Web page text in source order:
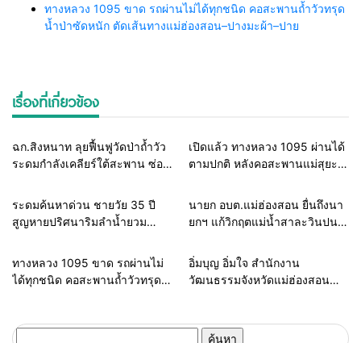
ทางหลวง 1095 ขาด รถผ่านไม่ได้ทุกชนิด คอสะพานถ้ำวัวทรุด
น้ำป่าซัดหนัก ตัดเส้นทางแม่ฮ่องสอน–ปางมะผ้า–ปาย
เรื่องที่เกี่ยวข้อง
Home แวดวงทหาร
ฉก.สิงหนาท ลุยฟื้นฟูวัดป่าถ้ำวัว
ระดมกำลังเคลียร์ใต้สะพาน ซ่อม
วิกฤตน้ำป่าหลาก
Home รอบรั้วทั่วไทย
เปิดแล้ว ทางหลวง 1095 ผ่านได้
ตามปกติ หลังคอสะพานแม่สุยะ
แม่ฮ่องสอน สั่งเฝ้าระวัง 24
ชั่วโมง
Home รอบรั้วทั่วไทย
ระดมค้นหาด่วน ชายวัย 35 ปี
สูญหายปริศนาริมลำน้ำยวม
ค้นหาทั้งทางน้ำและทางบก
Home รอบรั้วทั่วไทย
นายก อบต.แม่ฮ่องสอน ยื่นถึงนา
ยกฯ แก้วิกฤตแม่น้ำสาละวินปน
พัฒนาสาธารณูปโภคเพื่อความ
อยู่รอดของชาวบ้าน
Home รอบรั้วทั่วไทย
ทางหลวง 1095 ขาด รถผ่านไม่
ได้ทุกชนิด คอสะพานถ้ำวัวทรุด
Home สายธรรมะ-พระเครื่อง
อิ่มบุญ อิ่มใจ สำนักงาน
วัฒนธรรมจังหวัดแม่ฮ่องสอน
อย่างยั่งยืน